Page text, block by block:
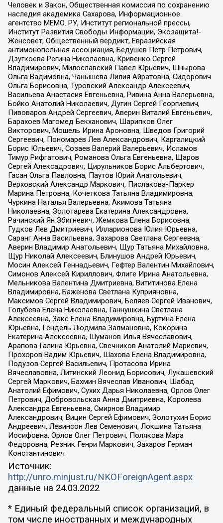
Человек и Закон, Общественная комиссия по сохранению
наследия академика Сахарова, Информационное
агентство МЕМО. РУ, Институт региональной прессы,
Институт Развития Свободы Информации, Экозащита!-
Женсовет, Общественный вердикт, Евразийская
антимонопольная ассоциация, Бедушев Петр Петрович,
Дзугкоева Регина Николаевна, Кривенко Сергей
Владимирович, Милославский Павел Юрьевич, Шнырова
Ольга Вадимовна, Чанышева Лилия Айратовна, Сидорович
Ольга Борисовна, Туровский Александр Алексеевич,
Васильева Анастасия Евгеньевна, Ривина Анна Валерьевна,
Бойко Анатолий Николаевич, Дугин Сергей Георгиевич,
Пивоваров Андрей Сергеевич, Аверин Виталий Евгеньевич,
Барахоев Магомед Бекханович, Шарипков Олег
Викторович, Мошель Ирина Ароновна, Шведов Григорий
Сергеевич, Пономарев Лев Александрович, Каргалицкий
Борис Юльевич, Созаев Валерий Валерьевич, Исламов
Тимур Рифгатович, Романова Ольга Евгеньевна, Щаров
Сергей Алексадрович, Цирульников Борис Альбертович,
Гасан Ольга Павловна, Паутов Юрий Анатольевич,
Верховский Александр Маркович, Пислакова-Паркер
Марина Петровна, Кочеткова Татьяна Владимировна,
Чуркина Наталья Валерьевна, Акимова Татьяна
Николаевна, Золотарева Екатерина Александровна,
Рачинский Ян Збигневич, Жемкова Елена Борисовна,
Гудков Лев Дмитриевич, Илларионова Юлия Юрьевна,
Саранг Анна Васильевна, Захарова Светлана Сергеевна,
Аверин Владимир Анатольевич, Щур Татьяна Михайловна,
Щур Николай Алексеевич, Блинушов Андрей Юрьевич,
Мосин Алексей Геннадьевич, Гефтер Валентин Михайлович,
Симонов Алексей Кириллович, Флиге Ирина Анатольевна,
Мельникова Валентина Дмитриевна, Вититинова Елена
Владимировна, Баженова Светлана Куприяновна,
Максимов Сергей Владимирович, Беляев Сергей Иванович,
Голубева Елена Николаевна, Ганнушкина Светлана
Алексеевна, Закс Елена Владимировна, Буртина Елена
Юрьевна, Гендель Людмила Залмановна, Кокорина
Екатерина Алексеевна, Шуманов Илья Вячеславович,
Арапова Галина Юрьевна, Свечников Анатолий Мариевич,
Прохоров Вадим Юрьевич, Шахова Елена Владимировна,
Подузов Сергей Васильевич, Протасова Ирина
Вячеславовна, Литинский Леонид Борисович, Лукашевский
Сергей Маркович, Бахмин Вячеслав Иванович, Шабад
Анатолий Ефимович, Сухих Дарья Николаевна, Орлов Олег
Петрович, Добровольская Анна Дмитриевна, Королева
Александра Евгеньевна, Смирнов Владимир
Александрович, Вицин Сергей Ефимович, Золотухин Борис
Андреевич, Левинсон Лев Семенович, Локшина Татьяна
Иосифовна, Орлов Олег Петрович, Полякова Мара
Федоровна, Резник Генри Маркович, Захаров Герман
Константинович
Источник:
http://unro.minjust.ru/NKOForeignAgent.aspx
данные на 24.03.2022
* Единый федеральный список организаций, в
том числе иностранных и международных